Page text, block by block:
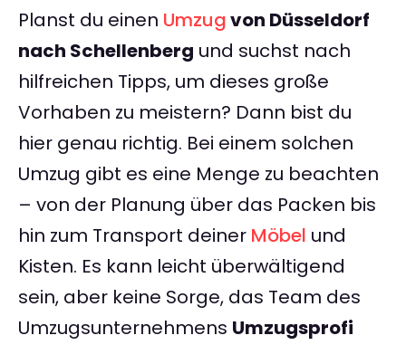
Planst du einen Umzugvon Düsseldorf
nach Schellenberg und suchst nach
hilfreichen Tipps, um dieses große
Vorhaben zu meistern? Dann bist du
hier genau richtig. Bei einem solchen
Umzug gibt es eine Menge zu beachten
– von der Planung über das Packen bis
hin zum Transport deiner Möbel und
Kisten. Es kann leicht überwältigend
sein, aber keine Sorge, das Team des
Umzugsunternehmens Umzugsprofi